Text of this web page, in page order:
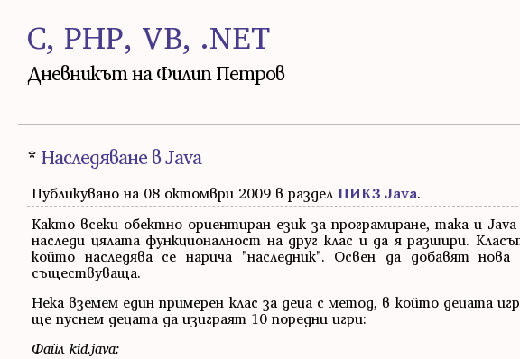
C, PHP, VB, .NET
Дневникът на Филип Петров
* Наследяване в Java
Публикувано на 08 октомври 2009 в раздел ПИК3 Java.
Както всеки обектно-ориентиран език за програмиране, така и
наследи цялата функционалност на друг клас и да я разшири.
който наследява се нарича "наследник". Освен да добавят
съществуваща.
Нека вземем един примерен клас за деца с метод, в който децата
ще пуснем децата да изиграят 10 поредни игри:
Файл kid.java: